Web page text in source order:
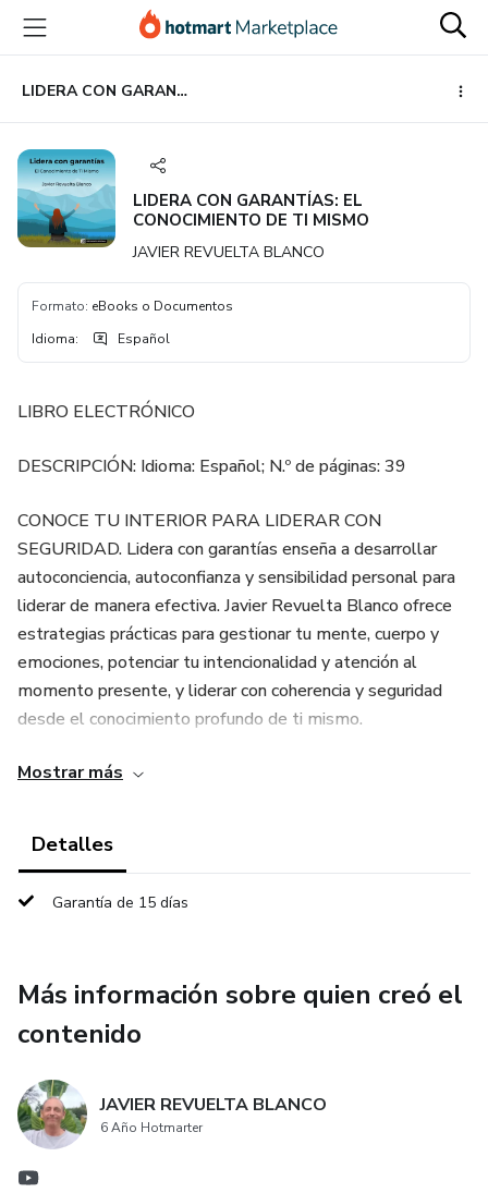
principal
página
de
página
LIDERA CON GARANTÍAS: EL CONOCIMIENTO DE TI MISMO
LIDERA CON GARANTÍAS: EL
CONOCIMIENTO DE TI MISMO
JAVIER REVUELTA BLANCO
Formato: eBooks o Documentos
Idioma: Español
LIBRO ELECTRÓNICO
DESCRIPCIÓN: Idioma: Español; N.º de páginas: 39
CONOCE TU INTERIOR PARA LIDERAR CON
SEGURIDAD. Lidera con garantías enseña a desarrollar
autoconciencia, autoconfianza y sensibilidad personal para
liderar de manera efectiva. Javier Revuelta Blanco ofrece
estrategias prácticas para gestionar tu mente, cuerpo y
emociones, potenciar tu intencionalidad y atención al
momento presente, y liderar con coherencia y seguridad
desde el conocimiento profundo de ti mismo.
ÍNDICE: 1. La persona y su crecimiento; 1.1. El ser; 1.2. El
3. Competencia: Autoconfianza; 4. Competencia:
momento presente; 6. Resumen de enseñanzas; 7.
Mostrar más
Detalles
Garantía de 15 días
Más información sobre quien creó el
contenido
JAVIER REVUELTA BLANCO
6 Año Hotmarter